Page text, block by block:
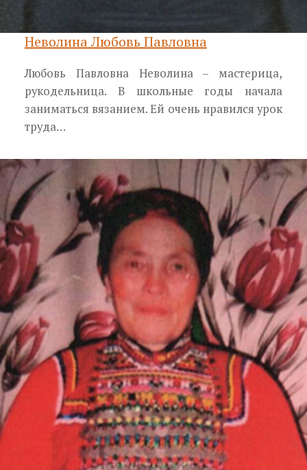
Неволина Любовь Павловна
Любовь Павловна Неволина – мастерица,
рукодельница. В школьные годы начала
заниматься вязанием. Ей очень нравился урок
труда…